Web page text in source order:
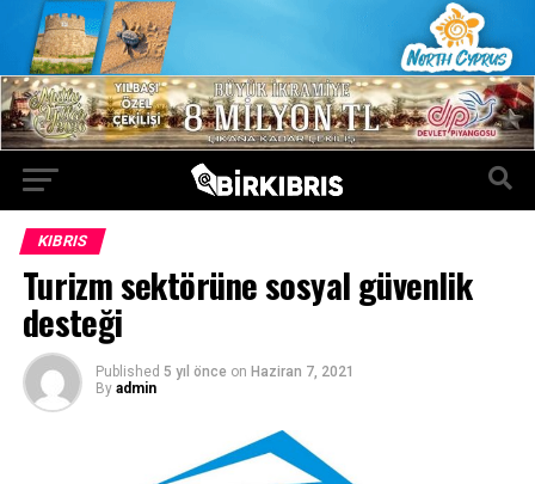
KIBRIS
Turizm sektörüne sosyal güvenlik
desteği
Published 5 yıl önce on Haziran 7, 2021
By admin